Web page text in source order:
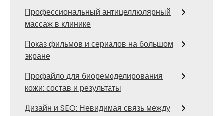
Профессиональный антицеллюлярный
массаж в клинике
Показ фильмов и сериалов на большом
экране
Профайло для биоремоделирования
кожи: состав и результаты
Дизайн и SEO: Невидимая связь между